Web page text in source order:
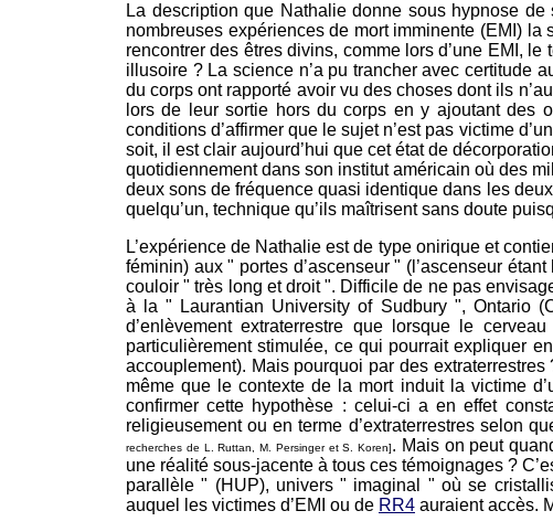
La description que Nathalie donne sous hypnose
nombreuses expériences de mort imminente (EMI)
rencontrer des êtres divins, comme lors d’une EMI,
illusoire ? La science n’a pu trancher avec certitude
du corps ont rapporté avoir vu des choses dont ils
lors de leur sortie hors du corps en y ajoutant des
conditions d’affirmer que le sujet n’est pas victime
soit, il est clair aujourd’hui que cet état de
quotidiennement dans son institut américain où des
deux sons de fréquence quasi identique dans les
quelqu’un, technique qu’ils maîtrisent sans doute
L’expérience de Nathalie est de type onirique et
féminin) aux " portes d’ascenseur " (l’ascenseur
couloir " très long et droit ". Difficile de ne pas
à la " Laurantian University of Sudbury ", Ontario
d’enlèvement extraterrestre que lorsque le
particulièrement stimulée, ce qui pourrait expliquer
accouplement). Mais pourquoi par des
même que le contexte de la mort induit la victime
confirmer cette hypothèse : celui-ci a en effet
religieusement ou en terme d’extraterrestres selon
recherches de L. Ruttan, M. Persinger et S. Koren]. Mais on peut
une réalité sous-jacente à tous ces témoignages ?
parallèle " (HUP), univers " imaginal " où se
auquel les victimes d’EMI ou de RR4 auraient accès.